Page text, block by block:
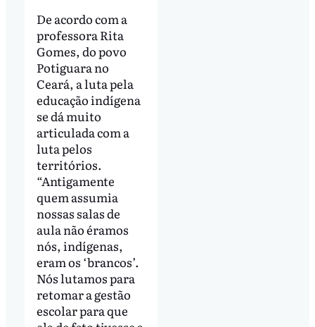
De acordo com a
professora Rita
Gomes, do povo
Potiguara no
Ceará, a luta pela
educação indígena
se dá muito
articulada com a
luta pelos
territórios.
“Antigamente
quem assumia
nossas salas de
aula não éramos
nós, indígenas,
eram os ‘brancos’.
Nós lutamos para
retomar a gestão
escolar para que